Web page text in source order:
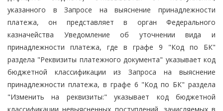
указанного в Запросе на выяснение принадлежности
платежа, он представляет в орган Федерального
казначейства Уведомление об уточнении вида и
принадлежности платежа, где в графе 9 "Код по БК"
раздела "Реквизиты платежного документа" указывает код
бюджетной классификации из Запроса на выяснение
принадлежности платежа, в графе 6 "Код по БК" раздела
"Изменить на реквизиты:" указывает код бюджетной